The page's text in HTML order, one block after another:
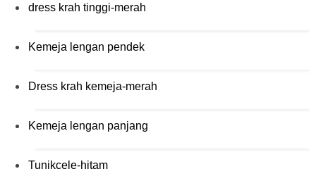
dress krah tinggi-merah
Kemeja lengan pendek
Dress krah kemeja-merah
Kemeja lengan panjang
Tunikcele-hitam